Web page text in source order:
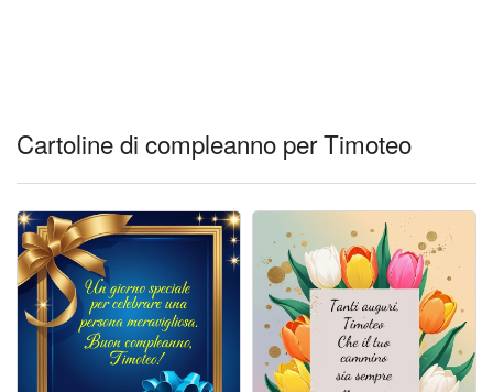
Cartoline giorni settimana
Cartoline musicali
Cartoline animate
Accedi
Cartoline di compleanno per Timoteo